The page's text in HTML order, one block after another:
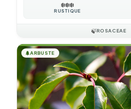
❄️❄️❄️
RUSTIQUE
🍃ROSACEAE
🌲ARBUSTE